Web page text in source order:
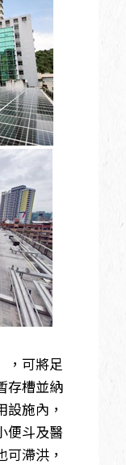
，可將足
存槽並納
施內，
便斗及醫
滯洪，